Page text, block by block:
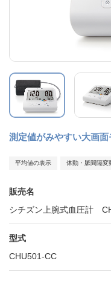
測定値がみやすい大画面
平均値の表示 体動・脈間隔変
販売名
シチズン上腕式血圧計
型式
CHU501-CC